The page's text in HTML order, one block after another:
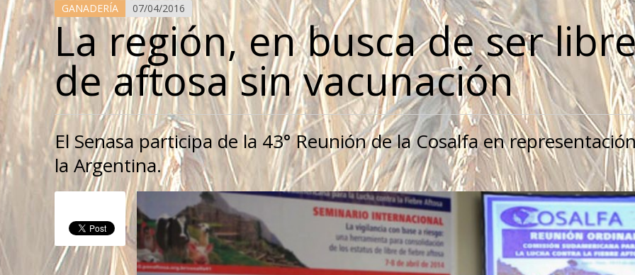
GANADERÍA 07/04/2016
La región, en busca de ser
de aftosa sin vacunación
El Senasa participa de la 43° Reunión de la Cosalfa en
la Argentina.